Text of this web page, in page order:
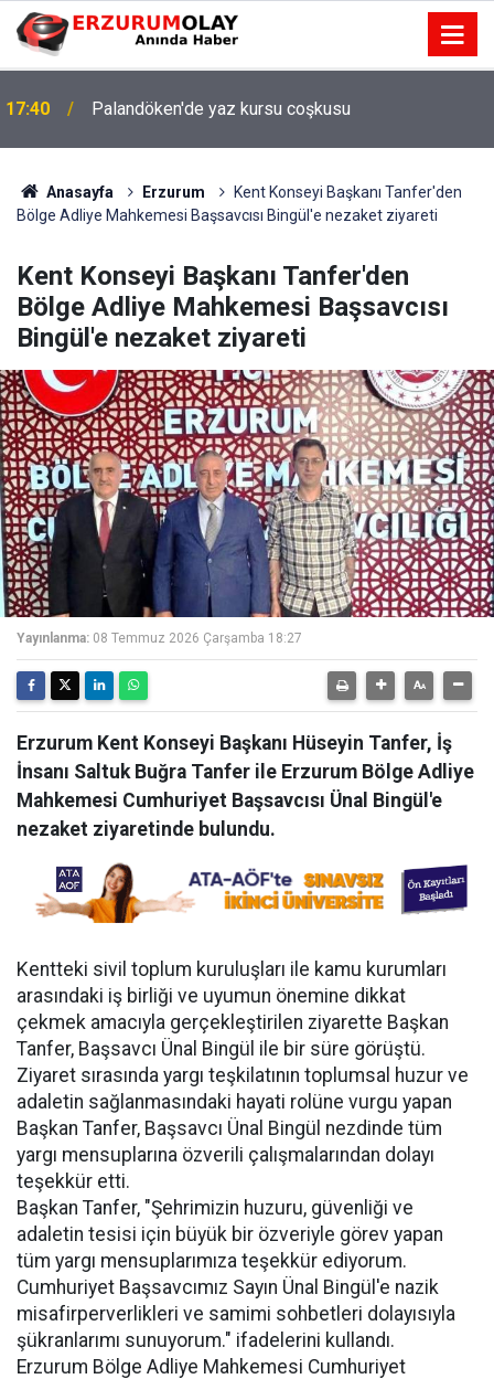
17:40 Palandöken'de yaz kursu coşkusu
Anasayfa Erzurum
Kent Konseyi Başkanı Tanfer'den
Bölge Adliye Mahkemesi Başsavcısı Bingül'e nezaket ziyareti
Kent Konseyi Başkanı Tanfer'den
Bölge Adliye Mahkemesi Başsavcısı
Bingül'e nezaket ziyareti
Yayınlanma: 08 Temmuz 2026 Çarşamba 18:27
Erzurum Kent Konseyi Başkanı Hüseyin Tanfer, İş
İnsanı Saltuk Buğra Tanfer ile Erzurum Bölge Adliye
Mahkemesi Cumhuriyet Başsavcısı Ünal Bingül'e
nezaket ziyaretinde bulundu.
Kentteki sivil toplum kuruluşları ile kamu kurumları
arasındaki iş birliği ve uyumun önemine dikkat
çekmek amacıyla gerçekleştirilen ziyarette Başkan
Tanfer, Başsavcı Ünal Bingül ile bir süre görüştü.
Ziyaret sırasında yargı teşkilatının toplumsal huzur ve
adaletin sağlanmasındaki hayati rolüne vurgu yapan
Başkan Tanfer, Başsavcı Ünal Bingül nezdinde tüm
yargı mensuplarına özverili çalışmalarından dolayı
teşekkür etti.
Başkan Tanfer, "Şehrimizin huzuru, güvenliği ve
adaletin tesisi için büyük bir özveriyle görev yapan
tüm yargı mensuplarımıza teşekkür ediyorum.
Cumhuriyet Başsavcımız Sayın Ünal Bingül'e nazik
misafirperverlikleri ve samimi sohbetleri dolayısıyla
şükranlarımı sunuyorum." ifadelerini kullandı.
Erzurum Bölge Adliye Mahkemesi Cumhuriyet